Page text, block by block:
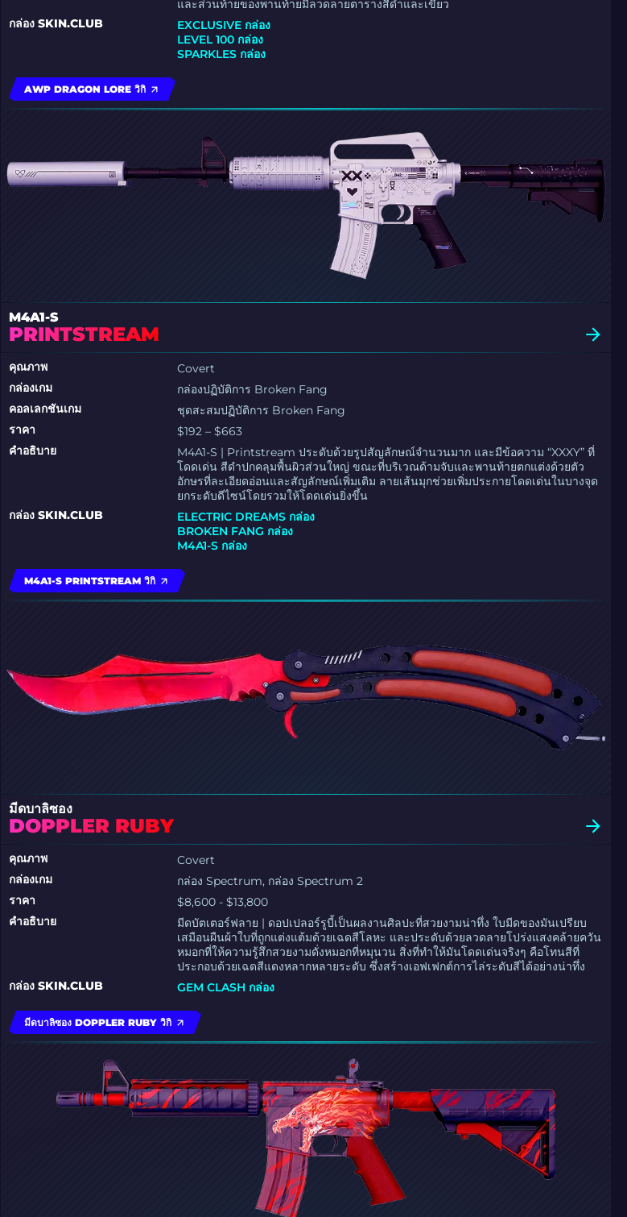
และส่วนท้ายของพานท้ายมีลวดลายตารางสีดำและเขียว
กล่อง SKIN.CLUB
EXCLUSIVE กล่อง
LEVEL 100 กล่อง
SPARKLES กล่อง
AWP DRAGON LORE วิกิ
M4A1-S
PRINTSTREAM
คุณภาพ
Covert
กล่องเกม
กล่องปฏิบัติการ Broken Fang
คอลเลกชันเกม
ชุดสะสมปฏิบัติการ Broken Fang
ราคา
$192 – $663
คำอธิบาย
M4A1-S | Printstream ประดับด้วยรูปสัญลักษณ์จำนวนมาก และมีข้อความ “XXXY” ที่
โดดเด่น สีดำปกคลุมพื้นผิวส่วนใหญ่ ขณะที่บริเวณด้ามจับและพานท้ายตกแต่งด้วยตัว
อักษรที่ละเอียดอ่อนและสัญลักษณ์เพิ่มเติม ลายเส้นมุกช่วยเพิ่มประกายโดดเด่นในบางจุด
ยกระดับดีไซน์โดยรวมให้โดดเด่นยิ่งขึ้น
กล่อง SKIN.CLUB
ELECTRIC DREAMS กล่อง
BROKEN FANG กล่อง
M4A1-S กล่อง
M4A1-S PRINTSTREAM วิกิ
มีดบาลิซอง
DOPPLER RUBY
คุณภาพ
Covert
กล่องเกม
กล่อง Spectrum, กล่อง Spectrum 2
ราคา
$8,600 - $13,800
คำอธิบาย
มีดบัตเตอร์ฟลาย | ดอปเปลอร์รูบี้เป็นผลงานศิลปะที่สวยงามน่าทึ่ง ใบมีดของมันเปรียบ
เสมือนผืนผ้าใบที่ถูกแต่งแต้มด้วยเฉดสีโลหะ และประดับด้วยลวดลายโปร่งแสงคล้ายควัน
หมอกที่ให้ความรู้สึกสวยงามดั่งหมอกที่หมุนวน สิ่งที่ทำให้มันโดดเด่นจริงๆ คือโทนสีที่
ประกอบด้วยเฉดสีแดงหลากหลายระดับ ซึ่งสร้างเอฟเฟกต์การไล่ระดับสีได้อย่างน่าทึ่ง
กล่อง SKIN.CLUB
GEM CLASH กล่อง
มีดบาลิซอง DOPPLER RUBY วิกิ